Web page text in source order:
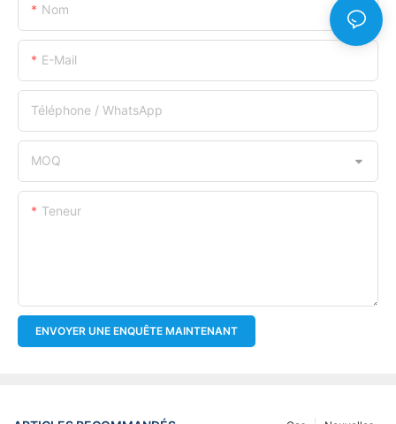
Nom
E-Mail
Téléphone / WhatsApp
MOQ
Teneur
ENVOYER UNE ENQUÊTE MAINTENANT